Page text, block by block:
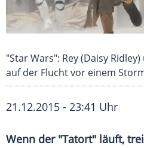
"Star Wars": Rey (Daisy
auf der Flucht vor einem
21.12.2015 - 23:41 Uhr
Wenn der "Tatort" läuft,